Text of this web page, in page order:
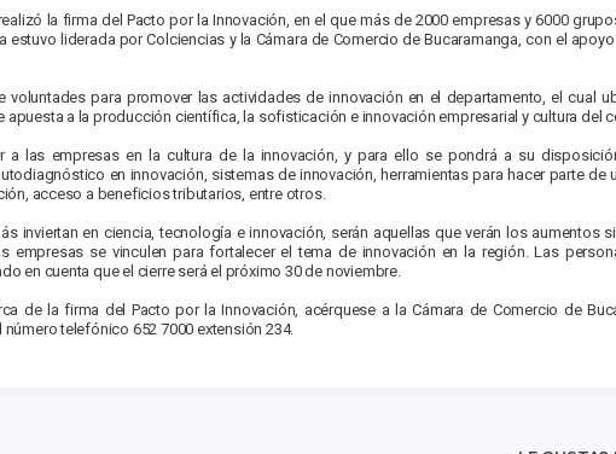
la firma del Pacto por la Innovación, en el que más de 2000 empresas y 6000
estuvo liderada por Colciencias y la Cámara de Comercio de Bucaramanga, con el
voluntades para promover las actividades de innovación en el departamento, el cual
apuesta a la producción científica, la sofisticación e innovación empresarial y cultura del
las empresas en la cultura de la innovación, y para ello se pondrá a su
en innovación, sistemas de innovación, herramientas para hacer parte de
acceso a beneficios tributarios, entre otros.
inviertan en ciencia, tecnología e innovación, serán aquellas que verán los aumentos
empresas se vinculen para fortalecer el tema de innovación en la región. Las
en cuenta que el cierre será el próximo 30 de noviembre.
de la firma del Pacto por la Innovación, acérquese a la Cámara de Comercio de
telefónico 652 7000 extensión 234.